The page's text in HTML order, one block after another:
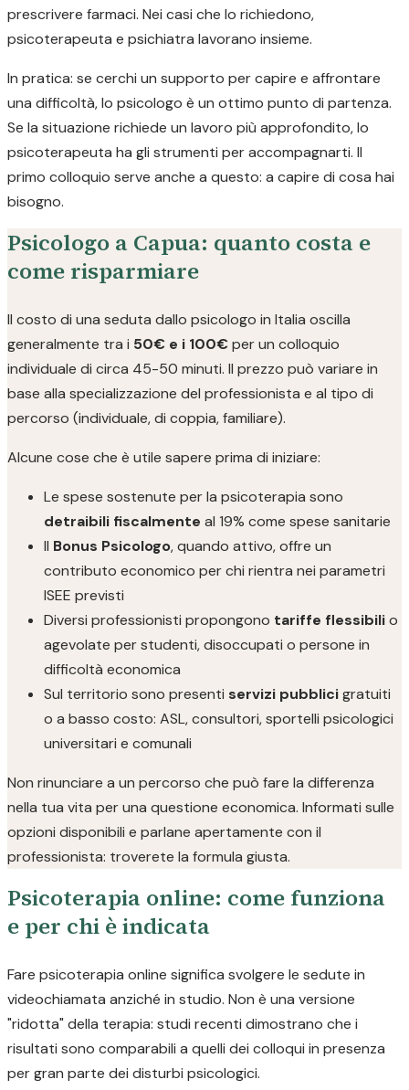
prescrivere farmaci. Nei casi che lo richiedono,
psicoterapeuta e psichiatra lavorano insieme.
In pratica: se cerchi un supporto per capire e affrontare
una difficoltà, lo psicologo è un ottimo punto di partenza.
Se la situazione richiede un lavoro più approfondito, lo
psicoterapeuta ha gli strumenti per accompagnarti. Il
primo colloquio serve anche a questo: a capire di cosa hai
bisogno.
Psicologo a Capua: quanto costa e
come risparmiare
Il costo di una seduta dallo psicologo in Italia oscilla
generalmente tra i 50€ e i 100€ per un colloquio
individuale di circa 45-50 minuti. Il prezzo può variare in
base alla specializzazione del professionista e al tipo di
percorso (individuale, di coppia, familiare).
Alcune cose che è utile sapere prima di iniziare:
Le spese sostenute per la psicoterapia sono
detraibili fiscalmente al 19% come spese sanitarie
Il Bonus Psicologo, quando attivo, offre un
contributo economico per chi rientra nei parametri
ISEE previsti
Diversi professionisti propongono tariffe flessibilio
agevolate per studenti, disoccupati o persone in
difficoltà economica
Sul territorio sono presenti servizi pubblicigratuiti
o a basso costo: ASL, consultori, sportelli psicologici
universitari e comunali
Non rinunciare a un percorso che può fare la differenza
nella tua vita per una questione economica. Informati sulle
opzioni disponibili e parlane apertamente con il
professionista: troverete la formula giusta.
Psicoterapia online: come funziona
e per chi è indicata
Fare psicoterapia online significa svolgere le sedute in
videochiamata anziché in studio. Non è una versione
"ridotta" della terapia: studi recenti dimostrano che i
risultati sono comparabili a quelli dei colloqui in presenza
per gran parte dei disturbi psicologici.